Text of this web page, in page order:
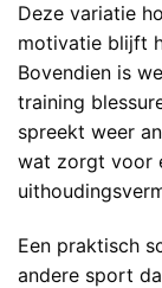
Deze variatie
motivatie blijft
Bovendien is
training
spreekt weer
wat zorgt voor
Een praktisch
andere sport